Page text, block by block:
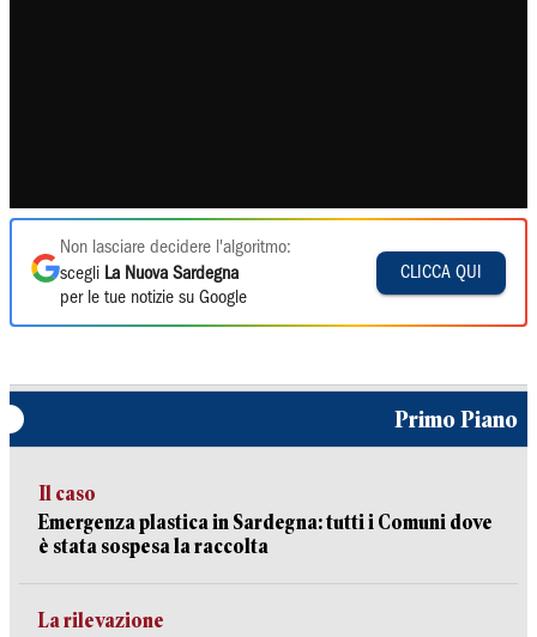
Non lasciare decidere l'algoritmo:
scegli La Nuova Sardegna
per le tue notizie su Google
CLICCA QUI
Primo Piano
Il caso
Emergenza plastica in Sardegna: tutti i Comuni dove
è stata sospesa la raccolta
La rilevazione